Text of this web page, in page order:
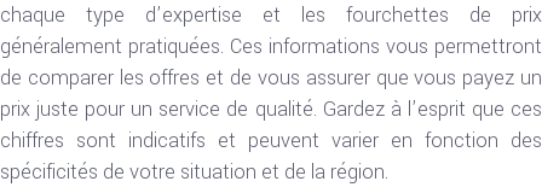
chaque type d’expertise et les fourchettes de prix
généralement pratiquées. Ces informations vous permettront
de comparer les offres et de vous assurer que vous payez un
prix juste pour un service de qualité. Gardez à l’esprit que ces
chiffres sont indicatifs et peuvent varier en fonction des
spécificités de votre situation et de la région.